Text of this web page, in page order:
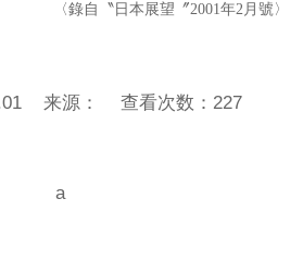
〈錄自〝日本展望〞2001年2月號〉
来源： 查看次数： 227
a